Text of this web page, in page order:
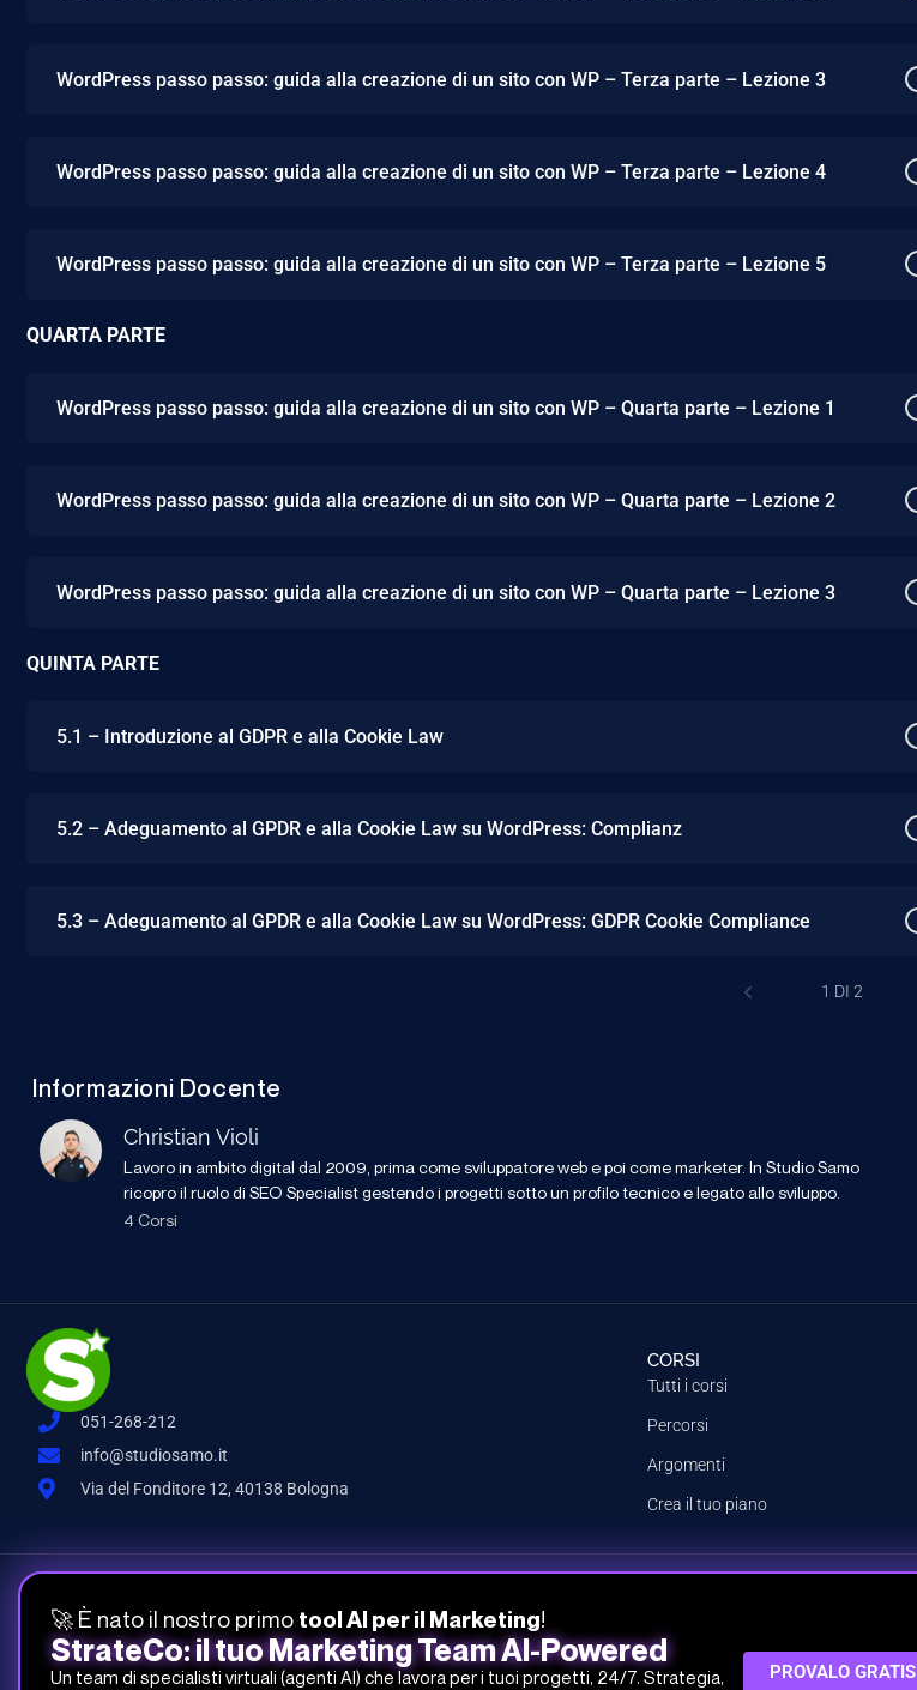
WordPress passo passo: guida alla creazione di un sito con WP – Terza parte – Lezione 3
WordPress passo passo: guida alla creazione di un sito con WP – Terza parte – Lezione 4
WordPress passo passo: guida alla creazione di un sito con WP – Terza parte – Lezione 5
QUARTA PARTE
WordPress passo passo: guida alla creazione di un sito con WP – Quarta parte – Lezione 1
WordPress passo passo: guida alla creazione di un sito con WP – Quarta parte – Lezione 2
WordPress passo passo: guida alla creazione di un sito con WP – Quarta parte – Lezione 3
QUINTA PARTE
5.1 – Introduzione al GDPR e alla Cookie Law
5.2 – Adeguamento al GPDR e alla Cookie Law su WordPress: Complianz
5.3 – Adeguamento al GPDR e alla Cookie Law su WordPress: GDPR Cookie Compliance
1 DI 2
Informazioni Docente
Christian Violi
Lavoro in ambito digital dal 2009, prima come sviluppatore web e poi come marketer. In Studio Samo
ricopro il ruolo di SEO Specialist gestendo i progetti sotto un profilo tecnico e legato allo sviluppo.
4 Corsi
051-268-212
info@studiosamo.it
Via del Fonditore 12, 40138 Bologna
CORSI
Tutti i corsi
Percorsi
Argomenti
Crea il tuo piano
REA-CCIAA BO 504674 – P.IVA e C.F.: 03259561201 – Capitale Sociale 30.000,00 € i.v.
🚀 È nato il nostro primo tool AI per il Marketing!
StrateCo: il tuo Marketing Team AI-Powered
Un team di specialisti virtuali (agenti AI) che lavora per i tuoi progetti, 24/7. Strategia, PROVALO GRATIS